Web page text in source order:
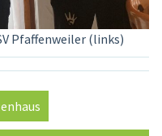
Pfaffenweiler (links)